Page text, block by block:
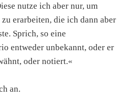
nutze ich aber nur, um
erarbeiten, die ich dann aber
Sprich, so eine
entweder unbekannt, oder er
oder notiert.«
an.